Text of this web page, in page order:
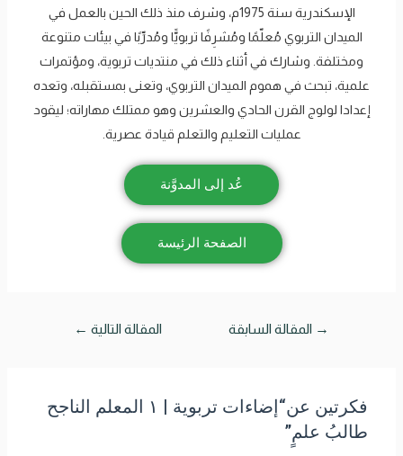
الإسكندرية سنة 1975م، وشرف منذ ذلك الحين بالعمل في
الميدان التربوي مُعلّمًا ومُشرِفًا تربويًّا ومُدرِّبًا في بيئات متنوعة
ومختلفة. وشارك في أثناء ذلك في منتديات تربوية، ومؤتمرات
علمية، تبحث في هموم الميدان التربوي، وتعنى بمستقبله، وتعده
إعدادا لولوج القرن الحادي والعشرين وهو ممتلك مهاراته؛ ليقود
عمليات التعليم والتعلم قيادة عصرية.
عُد إلى المدوَّنة
الصفحة الرئيسة
→ المقالة السابقة المقالة التالية ←
فكرتين عن“إضاءات تربوية | ١ المعلم الناجح
طالبُ علمٍ”